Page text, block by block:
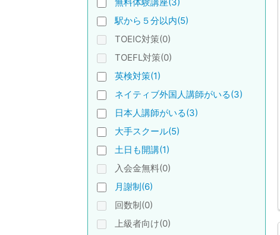
駅から５分以内(5)
TOEIC対策(0)
TOEFL対策(0)
英検対策(1)
ネイティブ外国人講師がいる(3)
日本人講師がいる(3)
大手スクール(5)
土日も開講(1)
入会金無料(0)
月謝制(6)
回数制(0)
上級者向け(0)